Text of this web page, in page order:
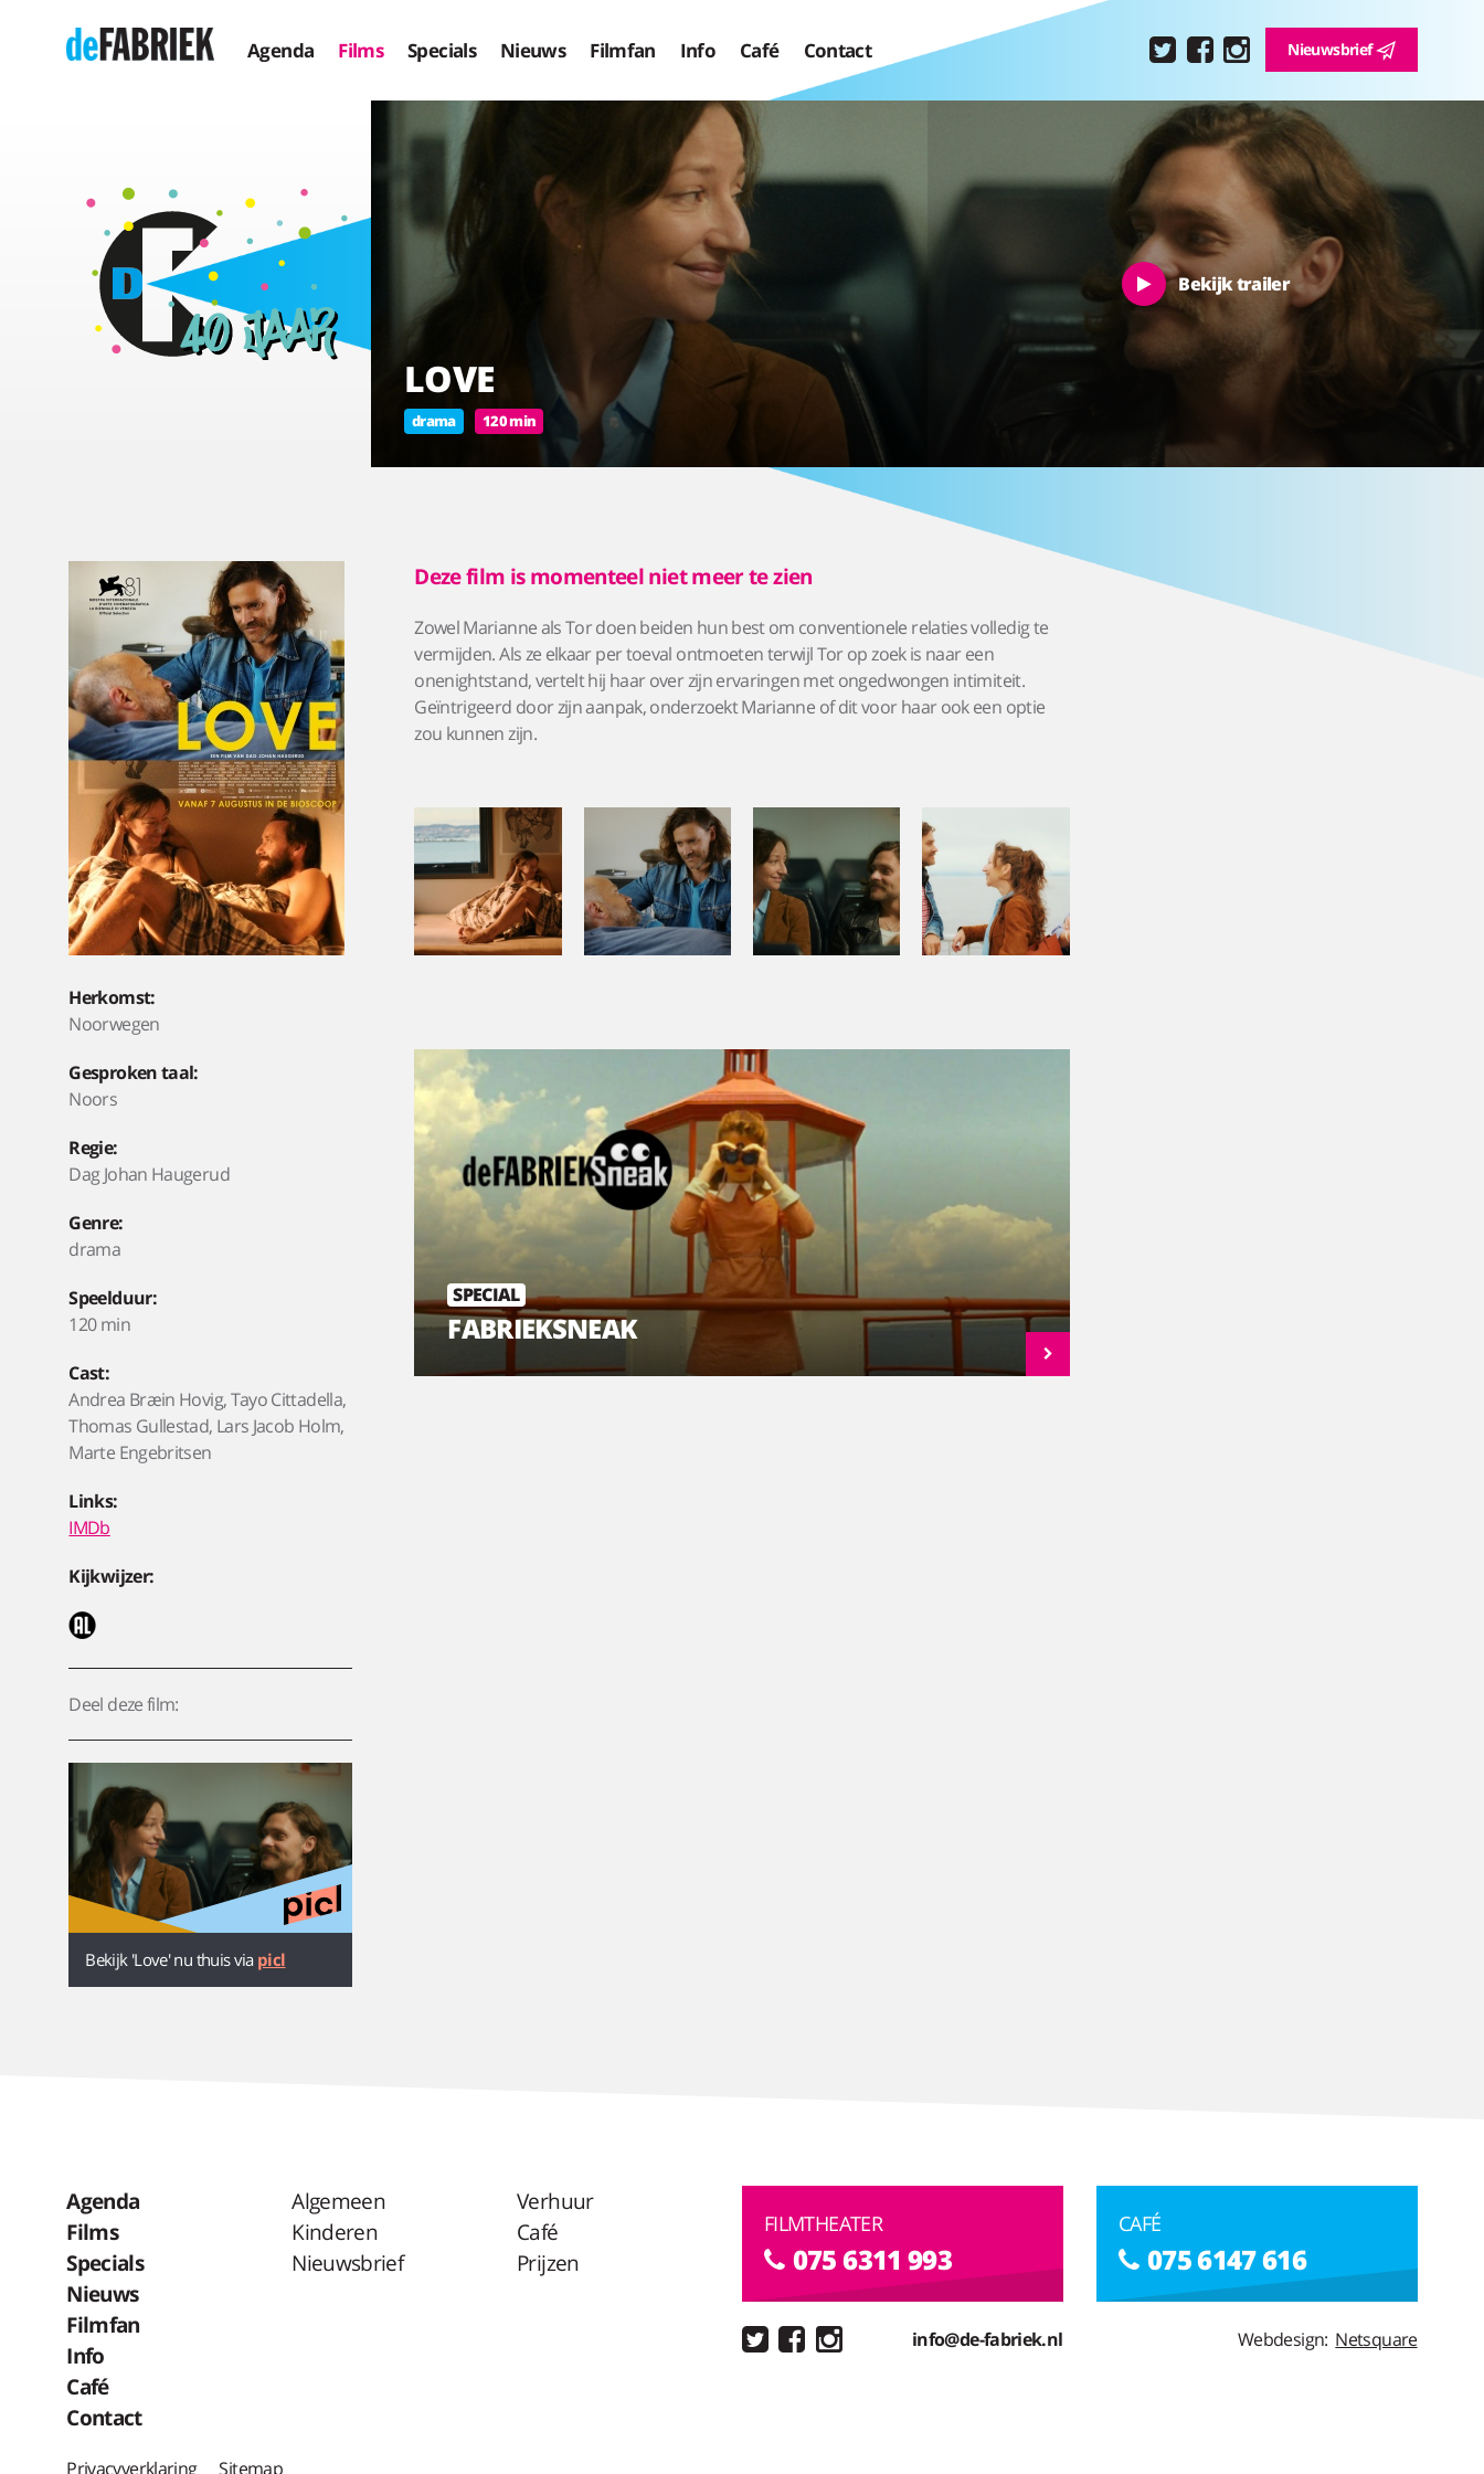
Agenda Films Specials Nieuws Filmfan Info Café Contact Nieuwsbrief
LOVE
drama 120 min
Bekijk trailer
Herkomst:
Noorwegen
Gesproken taal:
Noors
Regie:
Dag Johan Haugerud
Genre:
drama
Speelduur:
120 min
Cast:
Andrea Bræin Hovig, Tayo Cittadella,
Thomas Gullestad, Lars Jacob Holm,
Marte Engebritsen
Links:
IMDb
Kijkwijzer:
Deel deze film:
Bekijk 'Love' nu thuis via picl
Deze film is momenteel niet meer te zien
Zowel Marianne als Tor doen beiden hun best om conventionele relaties volledig te
vermijden. Als ze elkaar per toeval ontmoeten terwijl Tor op zoek is naar een
onenightstand, vertelt hij haar over zijn ervaringen met ongedwongen intimiteit.
Geïntrigeerd door zijn aanpak, onderzoekt Marianne of dit voor haar ook een optie
zou kunnen zijn.
SPECIAL
FABRIEKSNEAK
Agenda
Films
Specials
Nieuws
Filmfan
Info
Café
Contact
Algemeen
Verhuur
Kinderen
Café
Nieuwsbrief
Prijzen
Privacyverklaring Sitemap
FILMTHEATER
075 6311 993
CAFÉ
075 6147 616
info@de-fabriek.nl Webdesign: Netsquare